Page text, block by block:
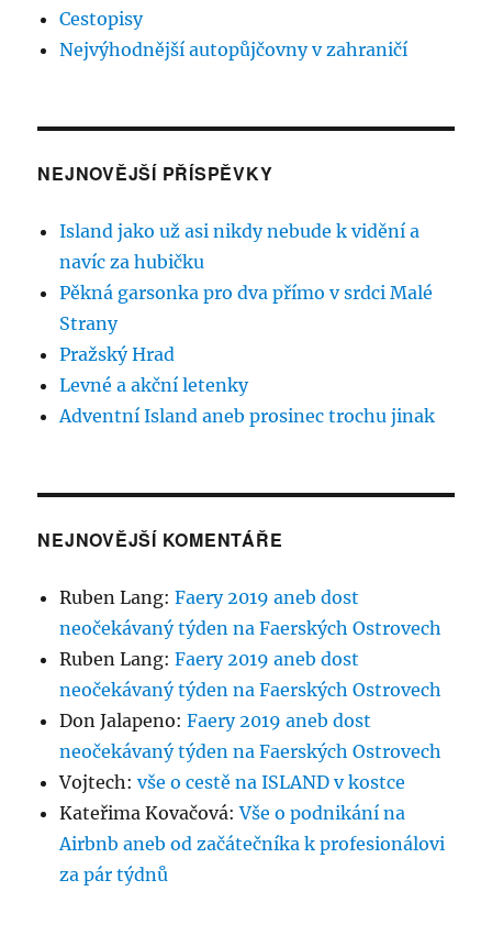
Cestopisy
Nejvýhodnější autopůjčovny v zahraničí
NEJNOVĚJŠÍ PŘÍSPĚVKY
Island jako už asi nikdy nebude k vidění a
navíc za hubičku
Pěkná garsonka pro dva přímo v srdci Malé
Strany
Pražský Hrad
Levné a akční letenky
Adventní Island aneb prosinec trochu jinak
NEJNOVĚJŠÍ KOMENTÁŘE
Ruben Lang:Faery 2019 aneb dost
neočekávaný týden na Faerských Ostrovech
Ruben Lang:Faery 2019 aneb dost
neočekávaný týden na Faerských Ostrovech
Don Jalapeno:Faery 2019 aneb dost
neočekávaný týden na Faerských Ostrovech
Vojtech:vše o cestě na ISLAND v kostce
Kateřima Kovačová:Vše o podnikání na
Airbnb aneb od začátečníka k profesionálovi
za pár týdnů